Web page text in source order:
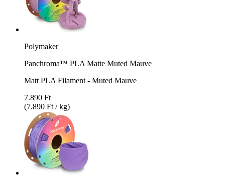
Polymaker
Panchroma™ PLA Matte Muted Mauve
Matt PLA Filament - Muted Mauve
7.890 Ft
(7.890 Ft / kg)